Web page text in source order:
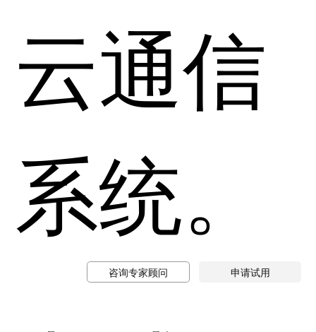
云通信
系统。
咨询专家顾问 申请试用